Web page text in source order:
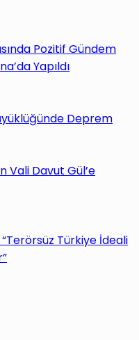
Pozitif Gündem
Yapıldı
Deprem
Vali Davut Gül’e
Türkiye İdeali